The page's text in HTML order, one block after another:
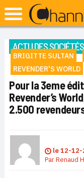
ACTU DES SOCIÉTÉS
BRIGITTE SULTAN
REVENDER'S WORLD
Pour la 3eme
Revender’s
2.500
le12-12-
ParRenaud